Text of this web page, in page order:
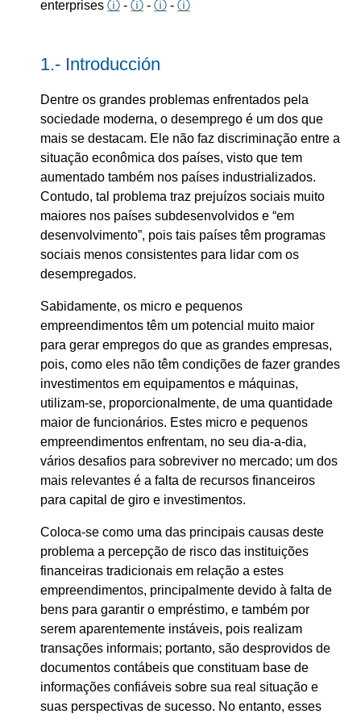
enterprises ⓘ - ⓘ - ⓘ - ⓘ
1.- Introducción
Dentre os grandes problemas enfrentados pela
sociedade moderna, o desemprego é um dos que
mais se destacam. Ele não faz discriminação entre a
situação econômica dos países, visto que tem
aumentado também nos países industrializados.
Contudo, tal problema traz prejuízos sociais muito
maiores nos países subdesenvolvidos e “em
desenvolvimento”, pois tais países têm programas
sociais menos consistentes para lidar com os
desempregados.
Sabidamente, os micro e pequenos
empreendimentos têm um potencial muito maior
para gerar empregos do que as grandes empresas,
pois, como eles não têm condições de fazer grandes
investimentos em equipamentos e máquinas,
utilizam-se, proporcionalmente, de uma quantidade
maior de funcionários. Estes micro e pequenos
empreendimentos enfrentam, no seu dia-a-dia,
vários desafios para sobreviver no mercado; um dos
mais relevantes é a falta de recursos financeiros
para capital de giro e investimentos.
Coloca-se como uma das principais causas deste
problema a percepção de risco das instituições
financeiras tradicionais em relação a estes
empreendimentos, principalmente devido à falta de
bens para garantir o empréstimo, e também por
serem aparentemente instáveis, pois realizam
transações informais; portanto, são desprovidos de
documentos contábeis que constituam base de
informações confiáveis sobre sua real situação e
suas perspectivas de sucesso. No entanto, esses